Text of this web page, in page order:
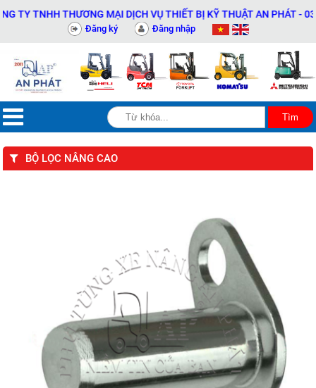
TNHH THƯƠNG MẠI DỊCH VỤ THIẾT BỊ KỸ THUẬT AN PHÁT -
Đăng ký Đăng nhập
BỘ LỌC NÂNG CAO